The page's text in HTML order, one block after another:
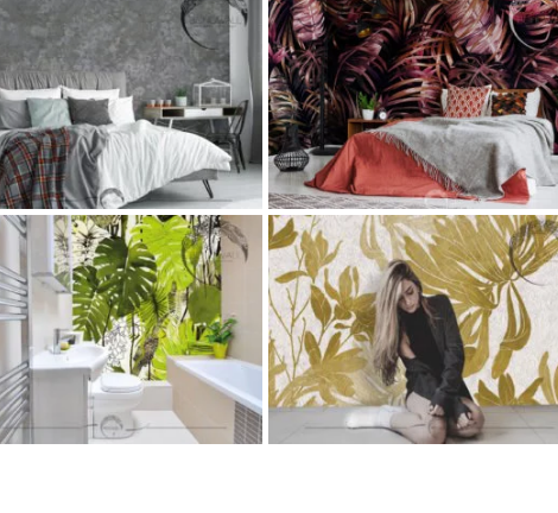
Фреска Rasch
Bassein Flora Vanna Коллекции
фресок и фотообоев Спальни
Фреска Selva Monstera
Flora Loft Oteli Vanna Коллекции
фресок и фотообоев
Фреска Nature Shades
Gostinaya
Коллекции фресок и
фотообоев